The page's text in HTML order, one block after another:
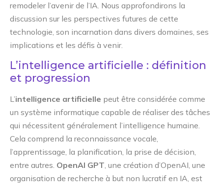
remodeler l’avenir de l’IA. Nous approfondirons la
discussion sur les perspectives futures de cette
technologie, son incarnation dans divers domaines, ses
implications et les défis à venir.
L’intelligence artificielle : définition
et progression
L’intelligence artificielle peut être considérée comme
un système informatique capable de réaliser des tâches
qui nécessitent généralement l’intelligence humaine.
Cela comprend la reconnaissance vocale,
l’apprentissage, la planification, la prise de décision,
entre autres. OpenAI GPT , une création d’OpenAI, une
organisation de recherche à but non lucratif en IA, est